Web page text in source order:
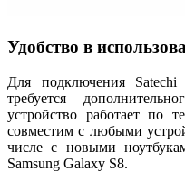
Удобство в
Для подключения
требуется
устройство работает по
совместим с любыми
числе с новыми
Samsung Galaxy S8.